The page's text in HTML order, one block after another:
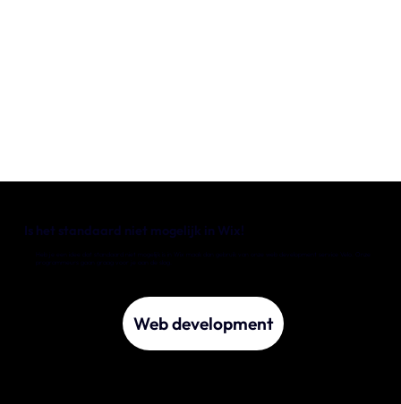
Is het standaard niet mogelijk in Wix!
Heb je een idee dat standaard niet mogelijk is in Wix maak dan gebruik van onze web development service Velo. Onze
Web development